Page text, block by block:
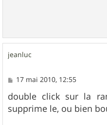
jeanluc
M
s
s
a
17 mai 2010, 12:55
double click sur la
supprime le, ou bien